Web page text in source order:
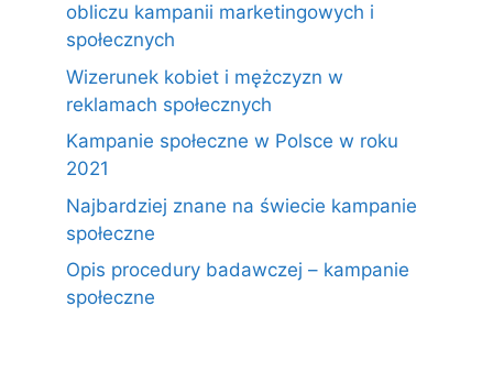
obliczu kampanii marketingowych i
społecznych
Wizerunek kobiet i mężczyzn w
reklamach społecznych
Kampanie społeczne w Polsce w roku
2021
Najbardziej znane na świecie kampanie
społeczne
Opis procedury badawczej – kampanie
społeczne